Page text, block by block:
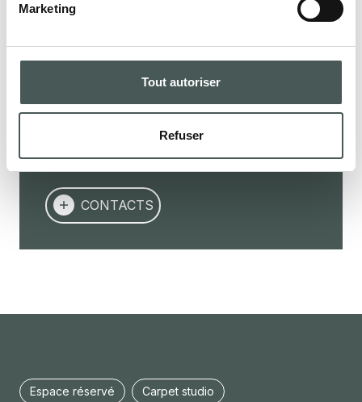
Marketing
Tout autoriser
Refuser
Contactez-nous dès maintenant pour
collaboration. Notre équipe dédiée est à
votre disposition pour vous assister dans
CONTACTS
Espace réservé Carpet studio